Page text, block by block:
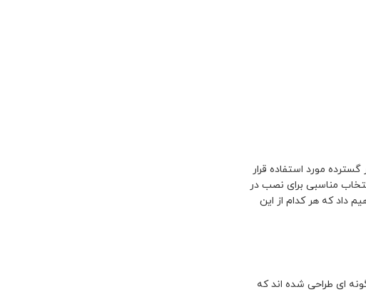
مورد استفاده قرار
مناسبی برای نصب در
داد که هر کدام از این
ای طراحی شده اند که